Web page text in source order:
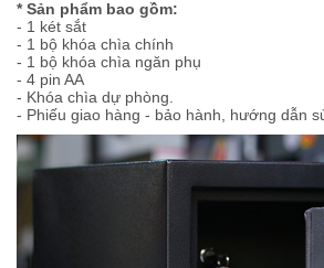
* Sản phẩm bao gồm:
- 1 két sắt
- 1 bộ khóa chìa chính
- 1 bộ khóa chìa ngăn phụ
- 4 pin AA
- Khóa chìa dự phòng.
- Phiếu giao hàng - bảo hành, hướng dẫn